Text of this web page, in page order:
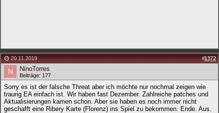
20.11.2019 #1372
NinoTorres
Beiträge: 177
Sorry es ist der falsche Threat aber ich möchte nur nochmal zeigen wie
traurig EA einfach ist. Wir haben fast Dezember. Zahlreiche patches und
Aktualisierungen kamen schon. Aber sie haben es noch immer nicht
geschafft eine Ribery Karte (Florenz) ins Spiel zu bekommen. Ende. Aus.